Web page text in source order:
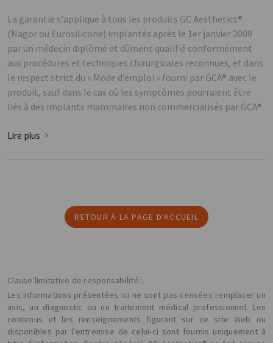
La garantie s'applique à tous les produits GC Aesthetics®
(Nagor ou Eurosilicone) implantés après le 1er janvier 2009
par un médecin diplômé et dûment qualifié conformément
aux procédures et techniques chirurgicales reconnues, et dans
le respect strict du « Mode d’emploi » fourni par GCA® avec le
produit, sauf dans le cas où les symptômes pourraient être
liés à des implants mammaires non commercialisés par GCA®.
Lire plus
RETOUR À LA PAGE D'ACCUEIL
Clause limitative de responsabilité :
Les informations présentées ici ne sont pas censées remplacer un
avis, un diagnostic ou un traitement médical professionnel. Les
contenus et les renseignements figurant sur ce site Web ou
disponibles par l’entremise de celui-ci sont fournis uniquement à